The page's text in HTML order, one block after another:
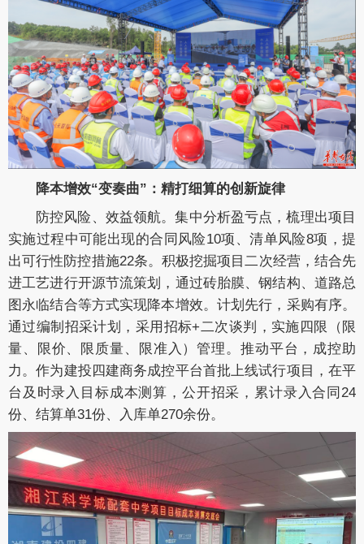
降本增效“变奏曲”：精打细算的创新旋律
防控风险、效益领航。集中分析盈亏点，梳理出项目
实施过程中可能出现的合同风险10项、清单风险8项，提
出可行性防控措施22条。积极挖掘项目二次经营，结合先
进工艺进行开源节流策划，通过砖胎膜、钢结构、道路总
图永临结合等方式实现降本增效。计划先行，采购有序。
通过编制招采计划，采用招标+二次谈判，实施四限（限
量、限价、限质量、限准入）管理。推动平台，成控助
力。作为建投四建商务成控平台首批上线试行项目，在平
台及时录入目标成本测算，公开招采，累计录入合同24
份、结算单31份、入库单270余份。